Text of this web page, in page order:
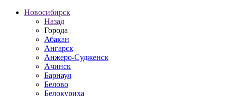
Новосибирск
Назад
Города
Абакан
Ангарск
Анжеро-Судженск
Ачинск
Барнаул
Белово
Белокуриха